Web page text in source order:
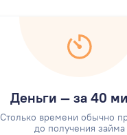
Деньги — за 40
Столько времени обычно
до получения займа